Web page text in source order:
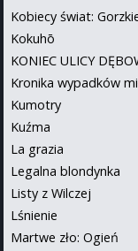
Kobiecy świat:
Kokuhō
KONIEC ULICY
Kronika wypadków
Kumotry
Kuźma
La grazia
Legalna blondynka
Listy z Wilczej
Lśnienie
Martwe zło: Ogień